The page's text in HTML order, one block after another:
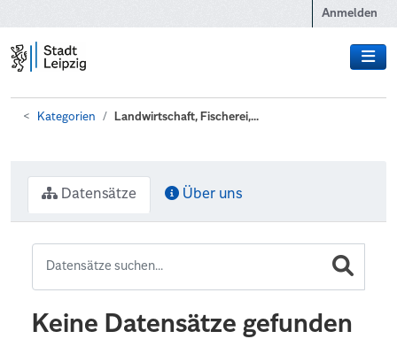
Anmelden
Kategorien Landwirtschaft, Fischerei,...
Datensätze Über uns
Keine Datensätze gefunden